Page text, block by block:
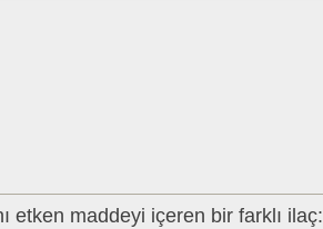
etken maddeyi içeren bir farklı ilaç: